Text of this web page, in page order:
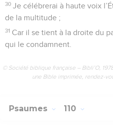
30 Je célébrerai à haute voix
de la multitude ;
31 Car il se tient à la droite du
qui le condamnent.
© Société biblique française – Bibli’O,
une Bible imprimée, rendez-
Psaumes 110